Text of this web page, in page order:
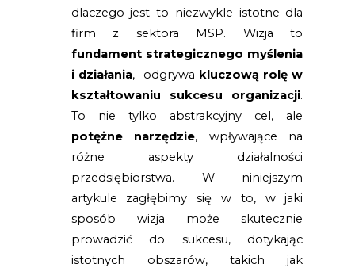
consectetur.
Pomagamy m.in. w:
Lorem ipsum dolor sit
Lorem ipsum dolor sit
Lorem ipsum dolor sit
Zobacz więcej
Lorem ipsum dolor sit
amet, consectetur
adipiscing elit. Lorem
ipsum dolor sit amet,
consectetur.
Pomagamy m.in. w:
Lorem ipsum dolor sit
dlaczego jest to niezwykle istotne dla
firm z sektora MSP. Wizja to
fundament strategicznego myślenia
i działania, odgrywa kluczową rolę w
kształtowaniu sukcesu organizacji.
To nie tylko abstrakcyjny cel, ale
potężne narzędzie, wpływające na
różne aspekty działalności
przedsiębiorstwa. W niniejszym
artykule zagłębimy się w to, w jaki
sposób wizja może skutecznie
prowadzić do sukcesu, dotykając
istotnych obszarów, takich jak